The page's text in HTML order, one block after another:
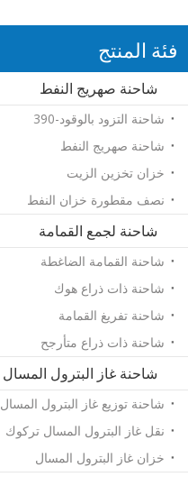
فئة المنتج
شاحنة صهريج النفط
شاحنة التزود بالوقود-390
شاحنة صهريج النفط
خزان تخزين الزيت
نصف مقطورة خزان النفط
شاحنة لجمع القمامة
شاحنة القمامة الضاغطة
شاحنة ذات ذراع هوك
شاحنة تفريغ القمامة
شاحنة ذات ذراع متأرجح
شاحنة غاز البترول المسال
شاحنة توزيع غاز البترول المسال
نقل غاز البترول المسال تركوك
خزان غاز البترول المسال